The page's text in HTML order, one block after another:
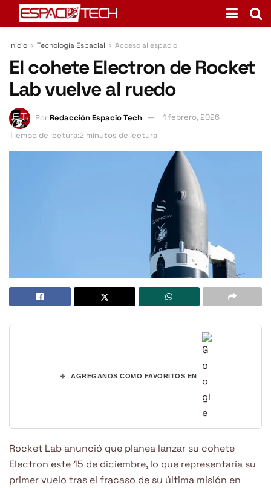
Inicio Tecnología Espacial Acceso al espacio
El cohete Electron de Rocket
Lab vuelve al ruedo
PorRedacción Espacio Tech
1 febrero, 2026
Tiempo de lectura:2 minutos de lectura
+ AGREGANOS COMO FAVORITOS EN
Rocket Lab anunció que planea lanzar su cohete
Electron este 15 de diciembre, lo que representaría su
primer vuelo tras el fracaso de su última misión en